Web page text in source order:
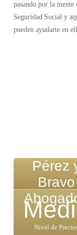
pasando por la mente
Seguridad Social y
pueden ayudarte en
Pérez
Bravo
Nivel de